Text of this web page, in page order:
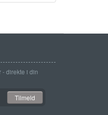
- direkte i din
Tilmeld